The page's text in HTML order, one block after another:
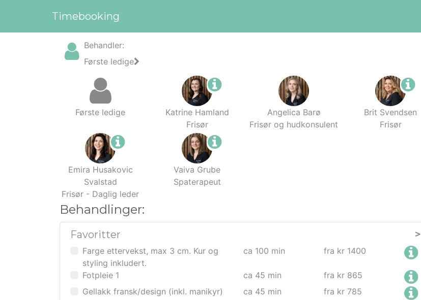
Timebooking
Behandler:
Første ledige
Første ledige
Katrine Hamland
Frisør
Angelica Barø
Frisør og hudkonsulent
Brit Svendsen
Frisør
Emira Husakovic
Svalstad
Frisør - Daglig leder
Vaiva Grube
Spaterapeut
Behandlinger:
Favoritter >
Farge ettervekst, max 3 cm. Kur og
styling inkludert.
ca 100 min fra kr 1400
Fotpleie 1 ca 45 min
fra kr 865
Gellakk fransk/design (inkl. manikyr)
ca 45 min
fra kr 785